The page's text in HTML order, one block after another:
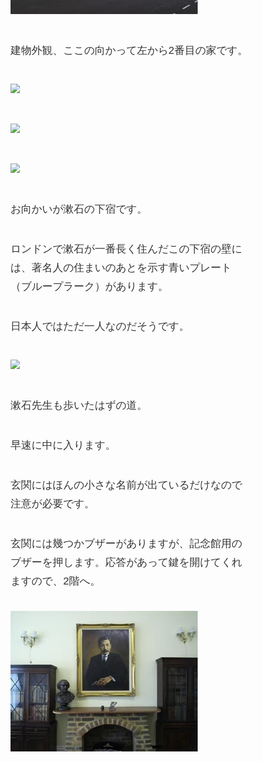
建物外観、ここの向かって左から2番目の家です。
お向かいが漱石の下宿です。
ロンドンで漱石が一番長く住んだこの下宿の壁に
は、著名人の住まいのあとを示す青いプレート
（ブループラーク）があります。
日本人ではただ一人なのだそうです。
漱石先生も歩いたはずの道。
早速に中に入ります。
玄関にはほんの小さな名前が出ているだけなので
注意が必要です。
玄関には幾つかブザーがありますが、記念館用の
ブザーを押します。応答があって鍵を開けてくれ
ますので、2階へ。